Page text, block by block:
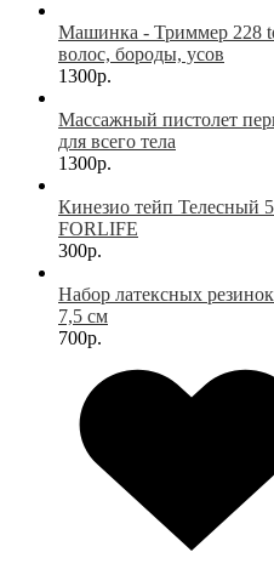
Машинка - Триммер 228
волос, бороды, усов
1300р.
Массажный пистолет
для всего тела
1300р.
Кинезио тейп Телесный
FORLIFE
300р.
Набор латексных
7,5 см
700р.